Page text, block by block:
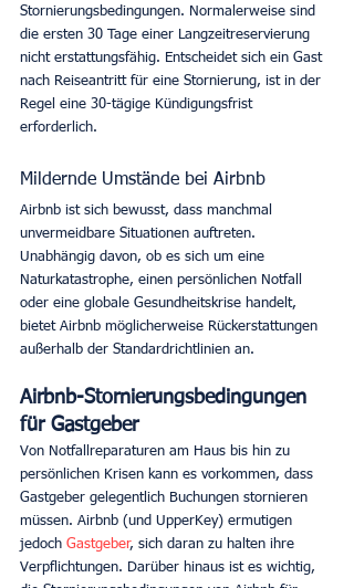
Stornierungsbedingungen. Normalerweise sind
die ersten 30 Tage einer Langzeitreservierung
nicht erstattungsfähig. Entscheidet sich ein Gast
nach Reiseantritt für eine Stornierung, ist in der
Regel eine 30-tägige Kündigungsfrist
erforderlich.
Mildernde Umstände bei Airbnb
Airbnb ist sich bewusst, dass manchmal
unvermeidbare Situationen auftreten.
Unabhängig davon, ob es sich um eine
Naturkatastrophe, einen persönlichen Notfall
oder eine globale Gesundheitskrise handelt,
bietet Airbnb möglicherweise Rückerstattungen
außerhalb der Standardrichtlinien an.
Airbnb-Stornierungsbedingungen
für Gastgeber
Von Notfallreparaturen am Haus bis hin zu
persönlichen Krisen kann es vorkommen, dass
Gastgeber gelegentlich Buchungen stornieren
müssen. Airbnb (und UpperKey) ermutigen
jedoch Gastgeber, sich daran zu halten ihre
Verpflichtungen. Darüber hinaus ist es wichtig,